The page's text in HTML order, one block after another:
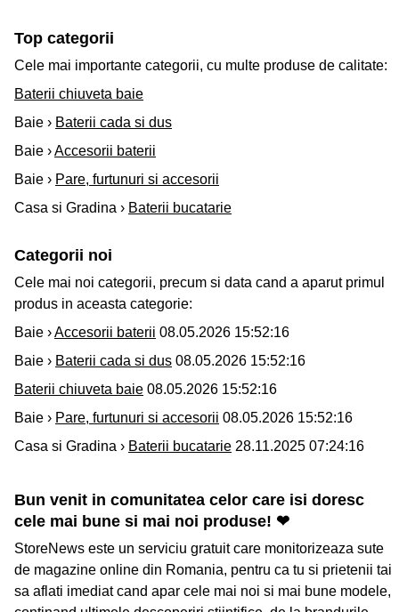
Top categorii
Cele mai importante categorii, cu multe produse de calitate:
Baterii chiuveta baie
Baie › Baterii cada si dus
Baie ›Accesorii baterii
Baie › Pare, furtunuri si accesorii
Casa si Gradina › Baterii bucatarie
Categorii noi
Cele mai noi categorii, precum si data cand a aparut primul
produs in aceasta categorie:
Baie ›Accesorii baterii 08.05.2026 15:52:16
Baie › Baterii cada si dus 08.05.2026 15:52:16
Baterii chiuveta baie 08.05.2026 15:52:16
Baie › Pare, furtunuri si accesorii 08.05.2026 15:52:16
Casa si Gradina › Baterii bucatarie 28.11.2025 07:24:16
Bun venit in comunitatea celor care isi doresc
cele mai bune si mai noi produse! ❤
StoreNews este un serviciu gratuit care monitorizeaza sute
de magazine online din Romania, pentru ca tu si prietenii tai
sa aflati imediat cand apar cele mai noi si mai bune modele,